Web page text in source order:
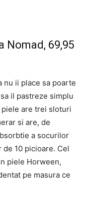
Nomad, 69,95
nu ii place sa poarte
il pastreze simplu
piele are trei sloturi
si are, de
a socurilor
10 picioare. Cel
piele Horween,
pe masura ce